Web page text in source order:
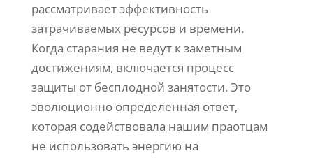
рассматривает эффективность
затрачиваемых ресурсов и времени.
Когда старания не ведут к заметным
достижениям, включается процесс
защиты от бесплодной занятости. Это
эволюционно определенная ответ,
которая содействовала нашим праотцам
не использовать энергию на